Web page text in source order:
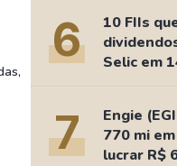
6
10 FIIs
Selic em
7
Engie
770 mi
lucrar R$